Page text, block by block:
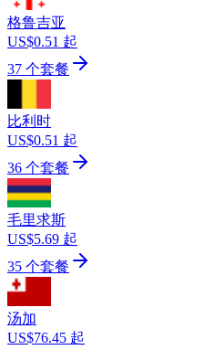
格鲁吉亚
US$0.51 起
37 个套餐
比利时
US$0.51 起
36 个套餐
毛里求斯
US$5.69 起
35 个套餐
汤加
US$76.45 起